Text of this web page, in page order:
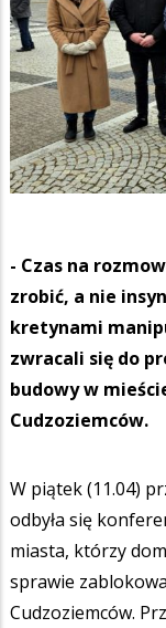
- Czas na
zrobić, a nie
kretynami
zwracali się do
budowy w
Cudzoziemców.
W piątek (11.04)
odbyła się
miasta, którzy
sprawie
Cudzoziemców.